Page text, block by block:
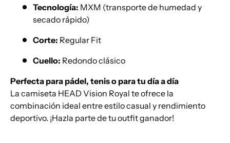
Tecnología: MXM (transporte de humedad y
secado rápido)
Corte: Regular Fit
Cuello: Redondo clásico
Perfecta para pádel, tenis o para tu día a día
La camiseta HEAD Vision Royal te ofrece la
combinación ideal entre estilo casual y rendimiento
deportivo. ¡Hazla parte de tu outfit ganador!